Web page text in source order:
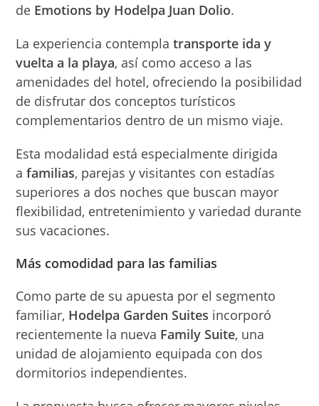
de Emotions by Hodelpa Juan Dolio.
La experiencia contemplatransporte ida y
vuelta a la playa, así como acceso a las
amenidades del hotel, ofreciendo la posibilidad
de disfrutar dos conceptos turísticos
complementarios dentro de un mismo viaje.
Esta modalidad está especialmente dirigida
afamilias, parejas y visitantes con estadías
superiores a dos noches que buscan mayor
flexibilidad, entretenimiento y variedad durante
sus vacaciones.
Más comodidad para las familias
Como parte de su apuesta por el segmento
familiar, Hodelpa Garden Suites incorporó
recientemente la nueva Family Suite, una
unidad de alojamiento equipada con dos
dormitorios independientes.